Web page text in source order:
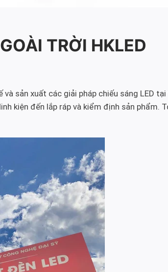
TRỜI HKLED
sản xuất các giải pháp chiếu sáng LED
kiện đến lắp ráp và kiểm định sản phẩm.